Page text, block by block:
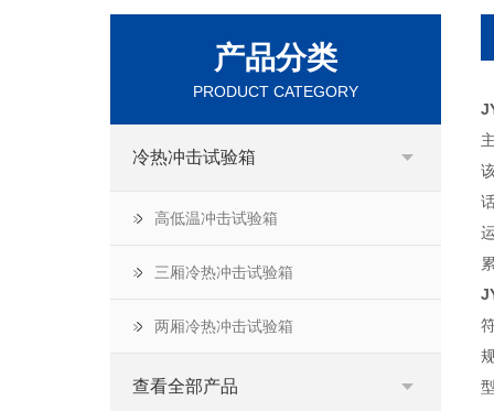
产品分类
PRODUCT CATEGORY
冷热冲击试验箱
高低温冲击试验箱
三厢冷热冲击试验箱
两厢冷热冲击试验箱
查看全部产品